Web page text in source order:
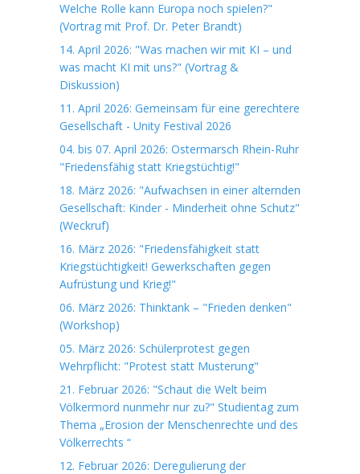
Welche Rolle kann Europa noch spielen?"
(Vortrag mit Prof. Dr. Peter Brandt)
14. April 2026: "Was machen wir mit KI – und
was macht KI mit uns?" (Vortrag &
Diskussion)
11. April 2026: Gemeinsam für eine gerechtere
Gesellschaft - Unity Festival 2026
04. bis 07. April 2026: Ostermarsch Rhein-Ruhr
"Friedensfähig statt Kriegstüchtig!"
18. März 2026: "Aufwachsen in einer alternden
Gesellschaft: Kinder - Minderheit ohne Schutz"
(Weckruf)
16. März 2026: "Friedensfähigkeit statt
Kriegstüchtigkeit! Gewerkschaften gegen
Aufrüstung und Krieg!"
06. März 2026: Thinktank – "Frieden denken"
(Workshop)
05. März 2026: Schülerprotest gegen
Wehrpflicht: "Protest statt Musterung"
21. Februar 2026: "Schaut die Welt beim
Völkermord nunmehr nur zu?" Studientag zum
Thema „Erosion der Menschenrechte und des
Völkerrechts “
12. Februar 2026: Deregulierung der